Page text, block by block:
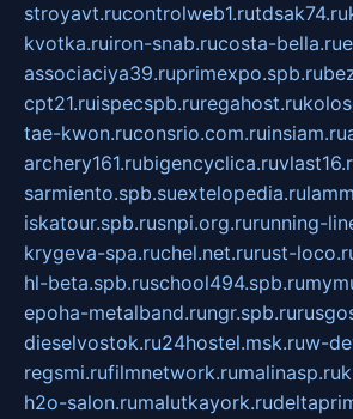
stroyavt.rucontrolweb1.rutdsak74.ru
kvotka.ruiron-snab.rucosta-bella.ru
associaciya39.ruprimexpo.spb.ru
cpt21.ruispecspb.ruregahost.ru
tae-kwon.ruconsrio.com.ruinsiam.ru
archery161.rubigencyclica.ru
sarmiento.spb.suextelopedia.ru
iskatour.spb.rusnpi.org.rurunning-
krygeva-spa.ruchel.net.rurust-
hl-beta.spb.ruschool494.spb.ru
epoha-metalband.rungr.spb.ru
dieselvostok.ru24hostel.msk.ruw-
regsmi.rufilmnetwork.rumalinasp.ru
h2o-salon.rumalutkayork.ru